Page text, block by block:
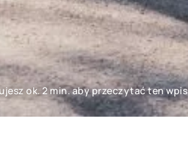
ok. 2 min. aby przeczytać ten wpis